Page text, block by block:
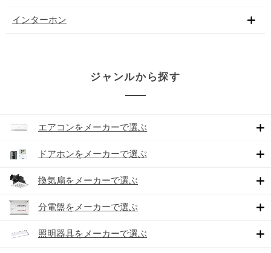
インターホン
ジャンルから探す
エアコンをメーカーで選ぶ
ドアホンをメーカーで選ぶ
換気扇をメーカーで選ぶ
分電盤をメーカーで選ぶ
照明器具をメーカーで選ぶ